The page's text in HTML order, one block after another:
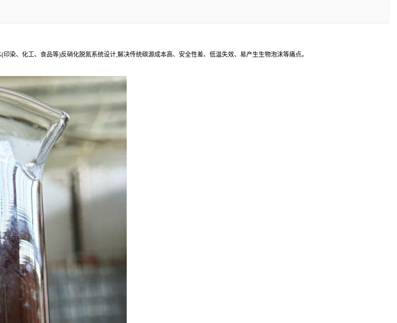
、化工、食品等)反硝化脱氮系统设计,解决传统碳源成本高、安全性差、低温失效、易产生生物泡沫等痛点。